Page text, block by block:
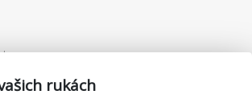
tovaru
rukách